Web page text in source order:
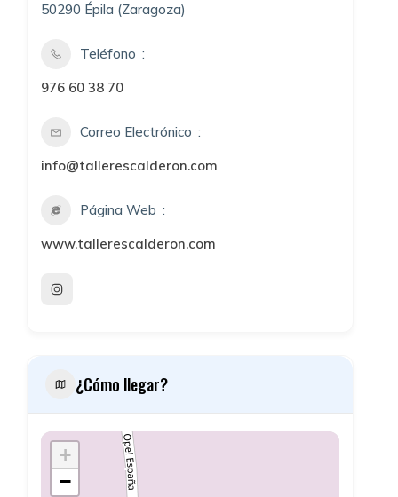
50290 Épila (Zaragoza)
Teléfono
976 60 38 70
Correo Electrónico
info@tallerescalderon.com
Página Web
www.tallerescalderon.com
¿Cómo llegar?
+
−